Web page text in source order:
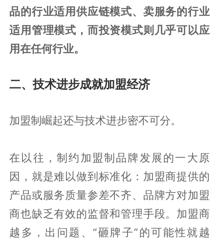
品的行业适用供应链模式、卖服务的行业
适用管理模式，而投资模式则几乎可以应
用在任何行业。
二、技术进步成就加盟经济
加盟制崛起还与技术进步密不可分。
在以往，制约加盟制品牌发展的一大原
因，就是难以做到标准化：加盟商提供的
产品或服务质量参差不齐、品牌方对加盟
商也缺乏有效的监督和管理手段。加盟商
越多，出问题、“砸牌子”的可能性就越